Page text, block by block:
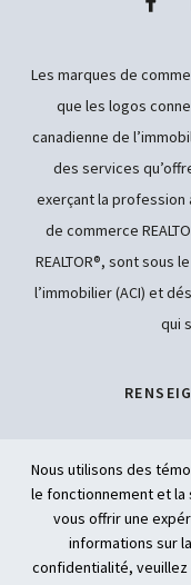
Les marques de
que les logos
canadienne de
des services
exerçant la profession
de commerce
REALTOR®, sont sous
l’immobilier (ACI) et
qui
Nous utilisons des
le fonctionnement et
vous offrir une
informations sur
confidentialité,